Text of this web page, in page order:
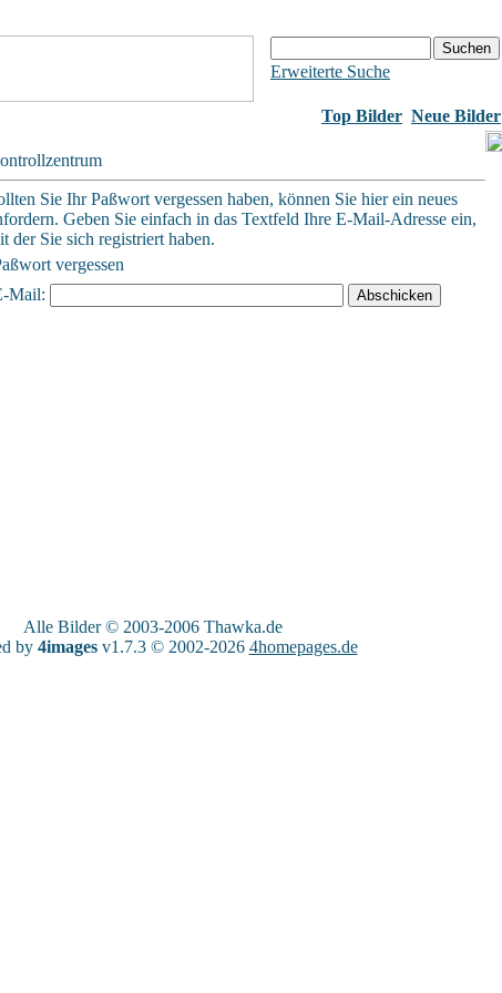
Erweiterte Suche
Top Bilder Neue Bilder
Sie Ihr Paßwort vergessen haben, können Sie hier ein neues
Geben Sie einfach in das Textfeld Ihre E-Mail-Adresse ein,
der Sie sich registriert haben.
vergessen
Mail:
Alle Bilder © 2003-2006 Thawka.de
by 4imagesv1.7.3 © 2002-2026 4homepages.de